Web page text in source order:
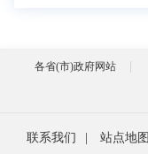
各省(市)政府网站
联系我们 站点地图